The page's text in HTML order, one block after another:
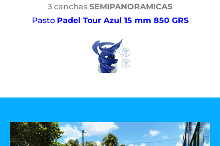
3 canchas SEMIPANORAMICAS
Pasto Padel Tour Azul 15 mm 850 GRS